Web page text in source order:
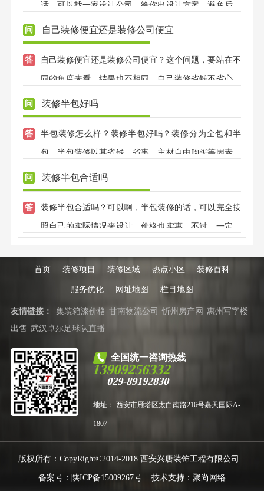
话，可以找一家设计公司，给你出设计方案，避免后期
效果不好；找装修公司的话，可以有专业的设计师，全
程把控装修效果，不用担心装修效果好不好，装修质量
大可放心，兴唐装饰，有自己的江苏施工团队，先装修
后付款，省心放心。
自己装修便宜还是装修公司便宜
自己装修便宜还是装修公司便宜？这个问题，要站在不
同的角度来看，结果也不相同，自己装修省钱不省心，
效果不易把控，后期没有保修；找装修公司，有专业的
设计师全程把控，完全不用担心效果，而且，兴唐装饰
还免费赠送装修效果图，没有真正装修前，就大致知道
自己家的装修效果了。
装修半包好吗
半包装修怎么样？装修半包好吗？装修分为全包和半
包，半包装修以其省钱、省事、主材自由购买等因素，
获得装修业主的喜爱，据不完全数据统计，西安上半年
65％的业主选择了半包，兴唐饰家，专业半包，自有江
苏扬州工人，不转包，一次性报价，多退少不补，省钱
35％，先装修后付款！
装修半包合适吗
装修半包合适吗？可以啊，半包装修的话，可以完全按
照自己的实际情况来设计，价格也实惠，不过，一定找
包，口碑好，江苏扬州工人做工好，价格也实惠。
首页 装修项目 装修区域 热点小区 装修百科
服务优化 网址地图 栏目地图
友情链接： 集装箱漆价格 甘南物流公司 忻州房产网 惠州写字楼
出售 武汉卓尔足球队直播
全国统一咨询热线
13909256332
029-89192830
地址： 西安市雁塔区太白南路216号嘉天国际A-
1807
版权所有：CopyRight©2014-2018 西安兴唐装饰工程有限公司
备案号： 陕ICP备15009267号 技术支持： 聚尚网络